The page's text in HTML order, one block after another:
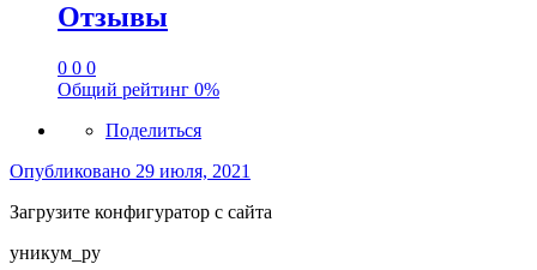
Отзывы
0 0 0
Общий рейтинг 0%
Поделиться
Опубликовано 29 июля, 2021
Загрузите конфигуратор с сайта
уникум_ру